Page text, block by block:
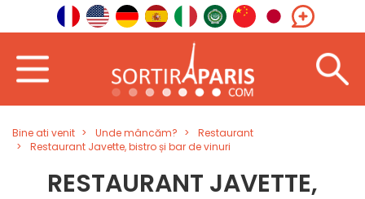
Bine ati venit Unde mâncăm?
Restaurant
Restaurant Javette, bistro și bar de vinuri
RESTAURANT JAVETTE,